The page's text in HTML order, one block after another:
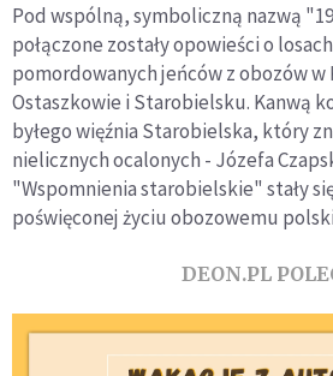
Pod wspólną, symboliczną nazwą
połączone zostały opowieści o
pomordowanych jeńców z obozów w
Ostaszkowie i Starobielsku. Kanwą
byłego więźnia Starobielska, który
nielicznych ocalonych - Józefa
"Wspomnienia starobielskie" stały
poświęconej życiu obozowemu
DEON.PL